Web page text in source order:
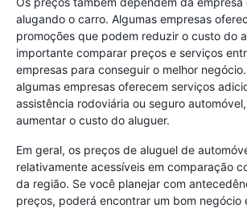
alugando o carro. Algumas empresas
promoções que podem reduzir o custo do
importante comparar preços e serviços
empresas para conseguir o melhor
algumas empresas oferecem serviços
assistência rodoviária ou seguro
aumentar o custo do aluguer.
Em geral, os preços de aluguel de
relativamente acessíveis em comparação
da região. Se você planejar com
preços, poderá encontrar um bom negócio